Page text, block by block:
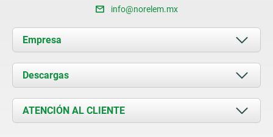
info@norelem.mx
Empresa
Acerca de nosotros
Novedades
Contacto
Descargas
Documents
ATENCIÓN AL CLIENTE